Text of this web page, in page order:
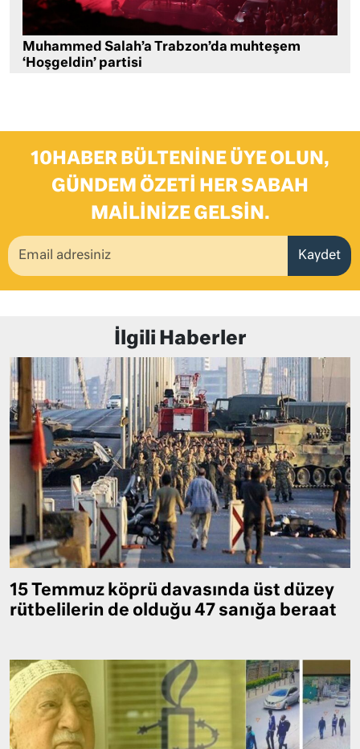
Muhammed Salah’a Trabzon’da muhteşem
‘Hoşgeldin’ partisi
10HABER BÜLTENINE ÜYE OLUN,
GÜNDEM ÖZETI HER SABAH
MAILINIZE GELSIN.
Kaydet
İlgili Haberler
15 Temmuz köprü davasında üst düzey
rütbelilerin de olduğu 47 sanığa beraat